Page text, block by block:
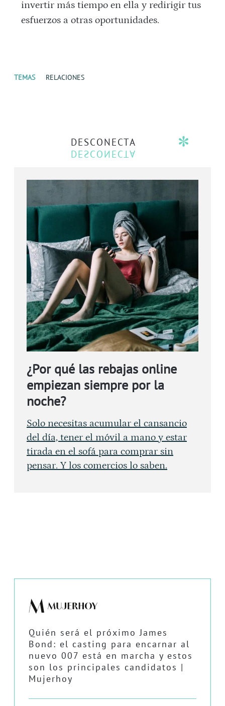
invertir más tiempo en ella y redirigir tus
esfuerzos a otras oportunidades.
TEMAS RELACIONES
DESCONECTA
¿Por qué las rebajas online
empiezan siempre por la
noche?
Solo necesitas acumular el cansancio
del día, tener el móvil a mano y estar
tirada en el sofá para comprar sin
pensar. Y los comercios lo saben.
Quién será el próximo James
Bond: el casting para encarnar al
nuevo 007 está en marcha y estos
son los principales candidatos |
Mujerhoy